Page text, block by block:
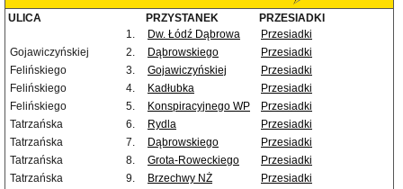
ULICA PRZYSTANEK
PRZESIADKI
1.
Dw. Łódź Dąbrowa
Przesiadki
Gojawiczyńskiej
2. Dąbrowskiego
Przesiadki
Felińskiego
3. Gojawiczyńskiej
Przesiadki
Felińskiego
4. Kadłubka
Przesiadki
Felińskiego
5. Konspiracyjnego WP
Przesiadki
Tatrzańska
6. Rydla
Przesiadki
Tatrzańska
7. Dąbrowskiego
Przesiadki
Tatrzańska
8. Grota-Roweckiego
Przesiadki
Tatrzańska
9. Brzechwy NŻ
Przesiadki